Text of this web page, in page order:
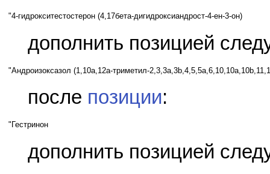
"4-гидрокситестостерон (4,17бета-дигидроксиандрост-4-ен-3-он)
дополнить позицией
"Андроизоксазол (1,10a,12а-триметил-
после позиции:
"Гестринон
дополнить позицией